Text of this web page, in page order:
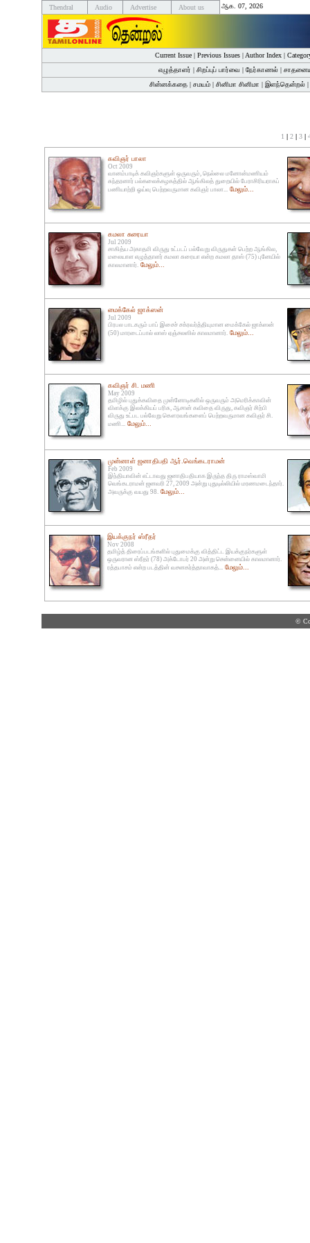
Thendral Audio Advertise About us ஆக. 07, 2026
Current Issue| Previous Issues| Author Index|
எழுத்தாளர் | சிறப்புப் பார்வை | நேர்காணல் |
சின்னக்கதை | சமயம் | சினிமா சினிமா | இளந்தென்றல் |
1 | 2 | 3 |
கவிஞர் பாலா
Oct 2009
வானம்பாடிக் கவிஞர்களுள் ஒருவரும், நெல்லை மனோன்மணியம்
சுந்தரனார் பல்கலைக்கழகத்தில் ஆங்கிலத் துறையில் பேராசிரியராகப்
பணியாற்றி ஓய்வு பெற்றவருமான கவிஞர் பாலா... மேலும்...
கமலா சுரையா
Jul 2009
சாகித்ய அகாதமி விருது உட்படப் பல்வேறு விருதுகள் பெற்ற ஆங்கில,
மலையாள எழுத்தாளர் கமலா சுரையா என்ற கமலா தாஸ் (75) புனேயில்
காலமானார். மேலும்...
மைக்கேல் ஜாக்ஸன்
Jul 2009
பிரபல பாடகரும் பாப் இசைச் சக்ரவர்த்தியுமான மைக்கேல் ஜாக்ஸன்
(50) மாரடைப்பால் லாஸ் ஏஞ்சலஸில் காலமானார். மேலும்...
கவிஞர் சி. மணி
May 2009
தமிழில் புதுக்கவிதை முன்னோடிகளில் ஒருவரும் அமெரிக்காவின்
விளக்கு இலக்கியப் பரிசு, ஆசான் கவிதை விருது, கவிஞர் சிற்பி
விருது உட்பட பல்வேறு கௌரவங்களைப் பெற்றவருமான கவிஞர் சி.
மணி... மேலும்...
முன்னாள் ஜனாதிபதி ஆர்.வெங்கடராமன்
Feb 2009
இந்தியாவின் எட்டாவது ஜனாதிபதியாக இருந்த திரு ராமஸ்வாமி
வெங்கடராமன் ஜனவரி 27, 2009 அன்று புதுடில்லியில் மரணமடைந்தார்.
அவருக்கு வயது 98. மேலும்...
இயக்குநர் ஸ்ரீதர்
Nov 2008
தமிழ்த் திரைப்படங்களில் புதுமைக்கு வித்திட்ட இயக்குநர்களுள்
ஒருவரான ஸ்ரீதர் (78) அக்டோபர் 20 அன்று சென்னையில் காலமானார்.
ரத்தபாசம் என்ற படத்தின் வசனகர்த்தாவாகத்... மேலும்...
©